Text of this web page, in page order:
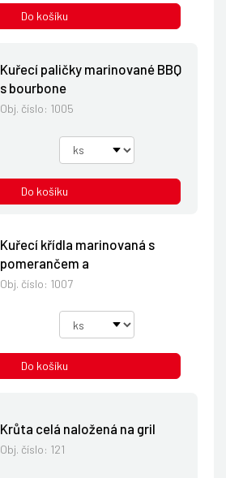
Do košíku
Kuřecí paličky marinované BBQ
s bourbone
Obj. číslo: 1005
Do košíku
Kuřecí křídla marinovaná s
pomerančem a
Obj. číslo: 1007
Do košíku
Krůta celá naložená na gril
Obj. číslo: 121